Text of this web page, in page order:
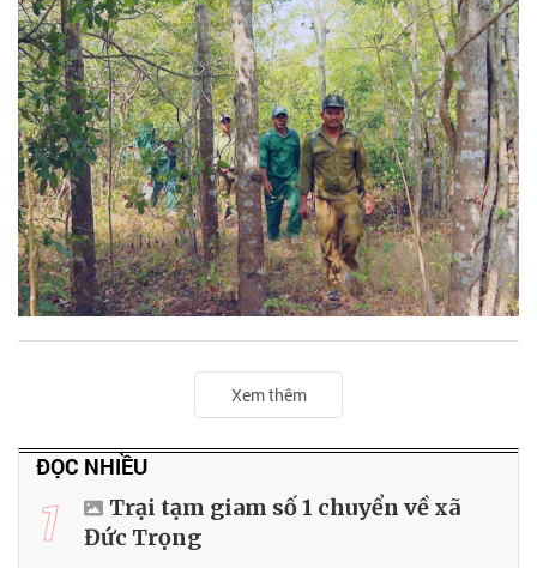
Xem thêm
ĐỌC NHIỀU
1
Trại tạm giam số 1 chuyển về xã
Đức Trọng